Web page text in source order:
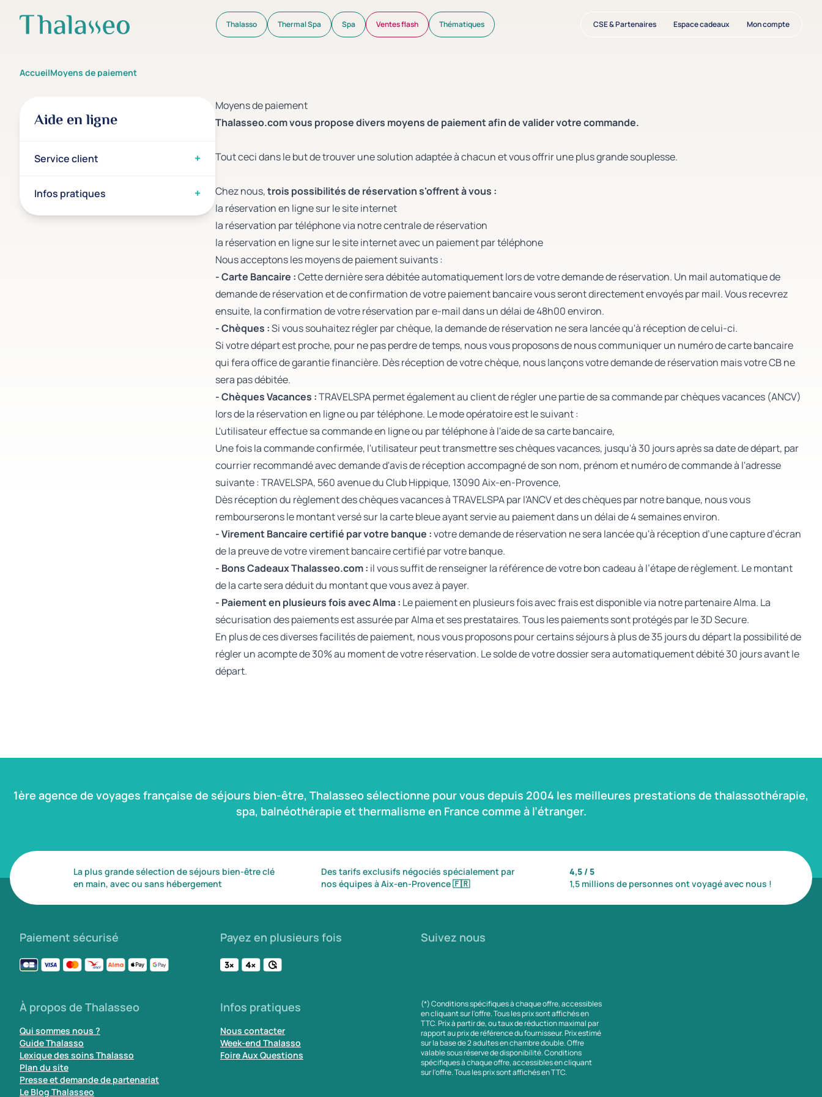
Aller au contenu principal Thalasso Thermal Spa Spa Ventes flash Thématiques CSE & Partenaires Espace cadeaux Mon compte
Accueil moyens de paiement
Aide en ligne
Service client
Infos pratiques
Moyens de paiement
Thalasseo.com vous propose divers moyens de paiement afin de valider votre commande.
Tout ceci dans le but de trouver une solution adaptée à chacun et vous offrir une plus grande souplesse.
Chez nous,trois possibilités de réservation s'offrent à vous :
la réservation en ligne sur le site internet
la réservation par téléphone via notre centrale de réservation
la réservation en ligne sur le site internet avec un paiement par téléphone
Nous acceptons les moyens de paiement suivants :
- Carte Bancaire :Cette dernière sera débitée automatiquement lors de votre demande de réservation. Un mail automatique de
demande de réservation et de confirmation de votre paiement bancaire vous seront directement envoyés par mail. Vous recevrez
ensuite, la confirmation de votre réservation par e-mail dans un délai de 48h00 environ.
- Chèques :Si vous souhaitez régler par chèque, la demande de réservation ne sera lancée qu'à réception de celui-ci.
Si votre départ est proche, pour ne pas perdre de temps, nous vous proposons de nous communiquer un numéro de carte bancaire
qui fera office de garantie financière. Dès réception de votre chèque, nous lançons votre demande de réservation mais votre CB ne
sera pas débitée.
- Chèques Vacances :TRAVELSPA permet également au client de régler une partie de sa commande par chèques vacances (ANCV)
lors de la réservation en ligne ou par téléphone. Le mode opératoire est le suivant :
L'utilisateur effectue sa commande en ligne ou par téléphone à l'aide de sa carte bancaire,
Une fois la commande confirmée, l'utilisateur peut transmettre ses chèques vacances, jusqu'à 30 jours après sa date de départ, par
courrier recommandé avec demande d'avis de réception accompagné de son nom, prénom et numéro de commande à l'adresse
suivante : TRAVELSPA, 560 avenue du Club Hippique, 13090 Aix-en-Provence,
Dès réception du règlement des chèques vacances à TRAVELSPA par l'ANCV et des chèques par notre banque, nous vous
rembourserons le montant versé sur la carte bleue ayant servie au paiement dans un délai de 4 semaines environ.
- Virement Bancaire certifié par votre banque :votre demande de réservation ne sera lancée qu'à réception d’une capture d’écran
de la preuve de votre virement bancaire certifié par votre banque.
- Bons Cadeaux Thalasseo.com : il vous suffit de renseigner la référence de votre bon cadeau à l’étape de règlement. Le montant
de la carte sera déduit du montant que vous avez à payer.
- Paiement en plusieurs fois avec Alma : Le paiement en plusieurs fois avec frais est disponible via notre partenaire Alma. La
sécurisation des paiements est assurée par Alma et ses prestataires. Tous les paiements sont protégés par le 3D Secure.
En plus de ces diverses facilités de paiement, nous vous proposons pour certains séjours à plus de 35 jours du départ la possibilité de
régler un acompte de 30% au moment de votre réservation. Le solde de votre dossier sera automatiquement débité 30 jours avant le
départ.
1ère agence de voyages française de séjours bien-être, Thalasseo sélectionne pour vous depuis 2004 les meilleures prestations de thalassothérapie,
spa, balnéothérapie et thermalisme en France comme à l’étranger.
La plus grande sélection de séjours bien-être clé
en main, avec ou sans hébergement
Des tarifs exclusifs négociés spécialement par
nos équipes à Aix-en-Provence🇫🇷
4,5 / 5
1,5 millions de personnes ont voyagé avec nous !
Paiement sécurisé Payez en plusieurs fois Suivez nous
À propos de Thalasseo
Qui sommes nous ?
Guide Thalasso
Lexique des soins Thalasso
Plan du site
Presse et demande de partenariat
Le Blog Thalasseo
Infos pratiques
Nous contacter
Week-end Thalasso
Foire Aux Questions
(*) Conditions spécifiques à chaque offre, accessibles
en cliquant sur l'offre. Tous les prix sont affichés en
TTC. Prix à partir de, ou taux de réduction maximal par
rapport au prix de référence du fournisseur. Prix estimé
sur la base de 2 adultes en chambre double. Offre
valable sous réserve de disponibilité. Conditions
spécifiques à chaque offre, accessibles en cliquant
sur l'offre. Tous les prix sont affichés en TTC.